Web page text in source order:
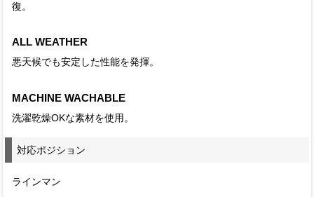
復。
ALL WEATHER
悪天候でも安定した性能を発揮。
MACHINE WACHABLE
洗濯乾燥OKな素材を使用。
対応ポジション
ラインマン